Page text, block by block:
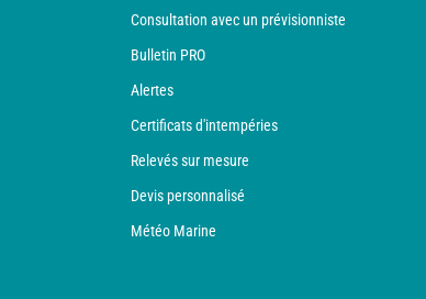
Consultation avec un prévisionniste
Bulletin PRO
Alertes
Certificats d'intempéries
Relevés sur mesure
Devis personnalisé
Météo Marine